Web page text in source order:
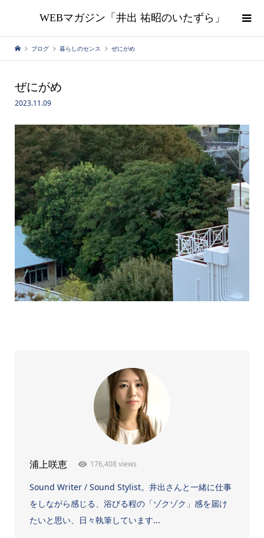
WEBマガジン「井出 祐昭のいたずら」
ブログ 暮らしのセンス ぜにがめ
ぜにがめ
2023.11.09
浦上咲恵 176,408 views
Sound Writer / Sound Stylist。井出さんと一緒に仕事
をしながら感じる、浴びる程の「ゾクゾク」感を届け
たいと思い、日々執筆しています...